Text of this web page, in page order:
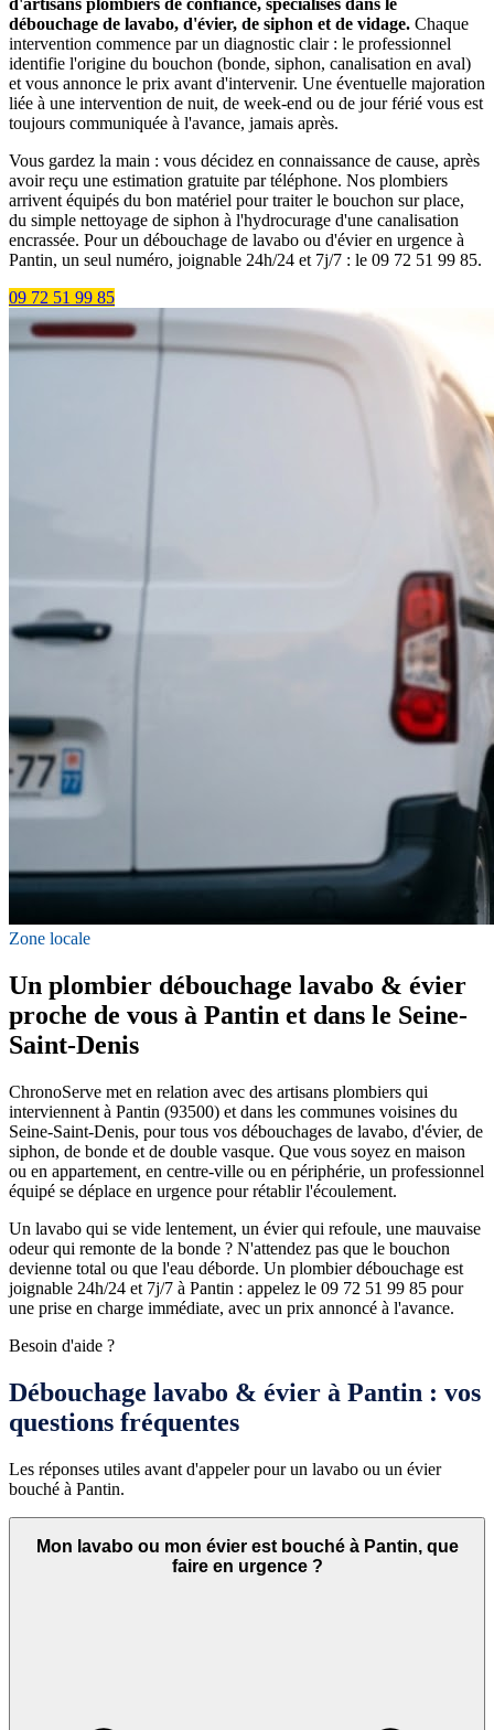
d'artisans plombiers de confiance, spécialisés dans le
débouchage de lavabo, d'évier, de siphon et de vidage. Chaque
intervention commence par un diagnostic clair : le professionnel
identifie l'origine du bouchon (bonde, siphon, canalisation en aval)
et vous annonce le prix avant d'intervenir. Une éventuelle majoration
liée à une intervention de nuit, de week-end ou de jour férié vous est
toujours communiquée à l'avance, jamais après.
Vous gardez la main : vous décidez en connaissance de cause, après
avoir reçu une estimation gratuite par téléphone. Nos plombiers
arrivent équipés du bon matériel pour traiter le bouchon sur place,
du simple nettoyage de siphon à l'hydrocurage d'une canalisation
encrassée. Pour un débouchage de lavabo ou d'évier en urgence à
Pantin, un seul numéro, joignable 24h/24 et 7j/7 : le 09 72 51 99 85.
09 72 51 99 85
Zone locale
Un plombier débouchage lavabo & évier
proche de vous à Pantin et dans le Seine-
Saint-Denis
ChronoServe met en relation avec des artisans plombiers qui
interviennent à Pantin (93500) et dans les communes voisines du
Seine-Saint-Denis, pour tous vos débouchages de lavabo, d'évier, de
siphon, de bonde et de double vasque. Que vous soyez en maison
ou en appartement, en centre-ville ou en périphérie, un professionnel
équipé se déplace en urgence pour rétablir l'écoulement.
Un lavabo qui se vide lentement, un évier qui refoule, une mauvaise
odeur qui remonte de la bonde ? N'attendez pas que le bouchon
devienne total ou que l'eau déborde. Un plombier débouchage est
joignable 24h/24 et 7j/7 à Pantin : appelez le 09 72 51 99 85 pour
une prise en charge immédiate, avec un prix annoncé à l'avance.
Besoin d'aide ?
Débouchage lavabo & évier à Pantin : vos
questions fréquentes
Les réponses utiles avant d'appeler pour un lavabo ou un évier
bouché à Pantin.
Mon lavabo ou mon évier est bouché à Pantin, que
faire en urgence ?